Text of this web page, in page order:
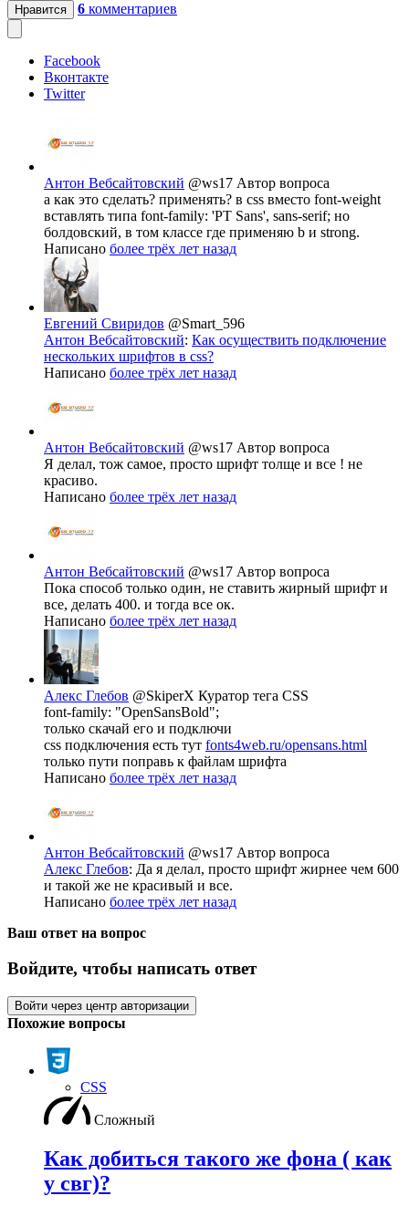
Нравится 6 комментариев
Facebook
Вконтакте
Twitter
Антон Вебсайтовский @ws17 Автор вопроса
а как это сделать? применять? в css вместо font-weight
вставлять типа font-family: 'PT Sans', sans-serif; но
болдовский, в том классе где применяю b и strong.
Написано более трёх лет назад
Евгений Свиридов @Smart_596
Антон Вебсайтовский: Как осуществить подключение
нескольких шрифтов в css?
Написано более трёх лет назад
Антон Вебсайтовский @ws17 Автор вопроса
Я делал, тож самое, просто шрифт толще и все ! не
красиво.
Написано более трёх лет назад
Антон Вебсайтовский @ws17 Автор вопроса
Пока способ только один, не ставить жирный шрифт и
все, делать 400. и тогда все ок.
Написано более трёх лет назад
Алекс Глебов @SkiperX Куратор тега CSS
font-family: "OpenSansBold";
только скачай его и подключи
css подключения есть тут fonts4web.ru/opensans.html
только пути поправь к файлам шрифта
Написано более трёх лет назад
Антон Вебсайтовский @ws17 Автор вопроса
Алекс Глебов: Да я делал, просто шрифт жирнее чем 600
и такой же не красивый и все.
Написано более трёх лет назад
Ваш ответ на вопрос
Войдите, чтобы написать ответ
Войти через центр авторизации
Похожие вопросы
CSS
Сложный
Как добиться такого же фона ( как
у свг)?